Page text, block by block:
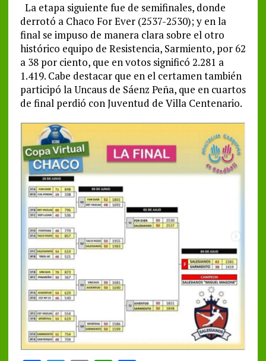
La etapa siguiente fue de semifinales, donde
derrotó a Chaco For Ever (2537-2530); y en la
final se impuso de manera clara sobre el otro
histórico equipo de Resistencia, Sarmiento, por 62
a 38 por ciento, que en votos significó 2.281 a
1.419. Cabe destacar que en el certamen también
participó la Uncaus de Sáenz Peña, que en cuartos
de final perdió con Juventud de Villa Centenario.